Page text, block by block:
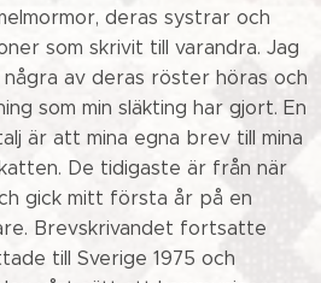
deras systrar och
som skrivit till varandra. Jag
av deras röster höras och
som min släkting har gjort. En
är att mina egna brev till mina
De tidigaste är från när
gick mitt första år på en
Brevskrivandet fortsatte
till Sverige 1975 och